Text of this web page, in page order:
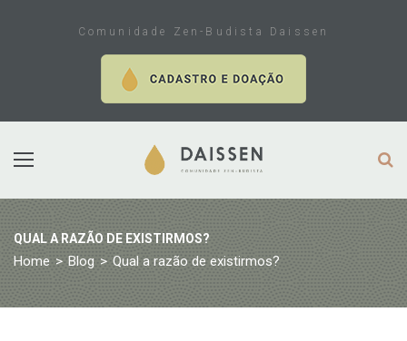
Comunidade Zen-Budista Daissen
QUAL A RAZÃO DE EXISTIRMOS?
Home > Blog > Qual a razão de existirmos?